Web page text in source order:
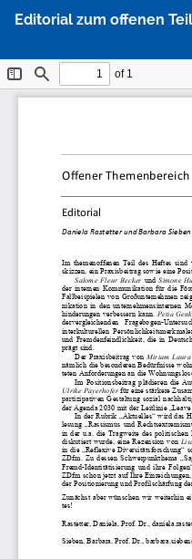
Artikeldetails
Editorial zum offenen Teil